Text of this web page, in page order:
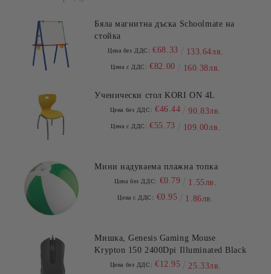
Бяла магнитна дъска Schoolmate на
стойка
Цена без ДДС: €68.33 133.64лв.
Цена с ДДС: €82.00 160.38лв.
Ученически стол KORI ON 4L
Цена без ДДС: €46.44 90.83лв.
Цена с ДДС: €55.73 109.00лв.
Мини надуваема плажна топка
Цена без ДДС: €0.79 1.55лв.
Цена с ДДС: €0.95 1.86лв.
Мишка, Genesis Gaming Mouse
Krypton 150 2400Dpi Illuminated Black
Цена без ДДС: €12.95 25.33лв.